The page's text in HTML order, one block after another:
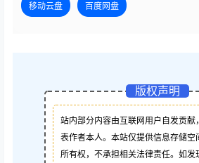
移动云盘 百度网盘
版权声明
站内部分内容由互联网用户自发贡献
表作者本人。本站仅提供信息存储空
所有权，不承担相关法律责任。如发